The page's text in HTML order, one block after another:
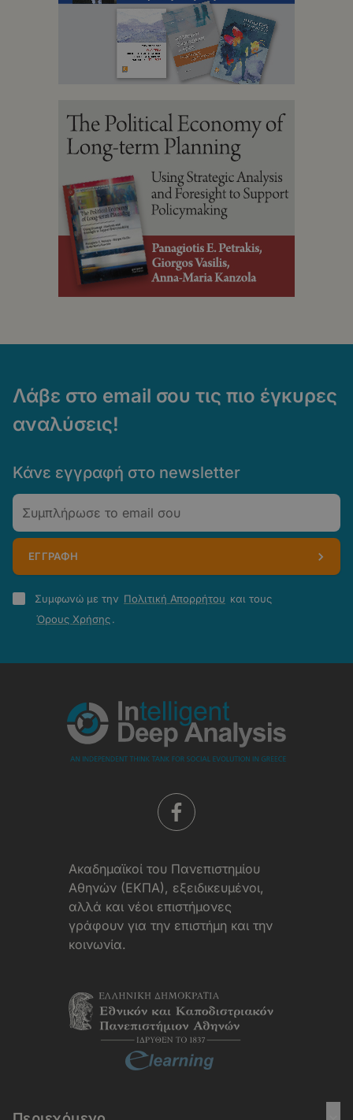
Λάβε στο email σου τις πιο έγκυρες
αναλύσεις!
Κάνε εγγραφή στο newsletter
Email
ΕΓΓΡΑΦΗ
Πολιτική
Απορρήτου
Συμφωνώ με την Πολιτική Απορρήτου και τους
Όρους Χρήσης.
Aκαδημαϊκοί του Πανεπιστημίου
Αθηνών (ΕΚΠΑ), εξειδικευμένοι,
αλλά και νέοι επιστήμονες
γράφουν για την επιστήμη και την
κοινωνία.